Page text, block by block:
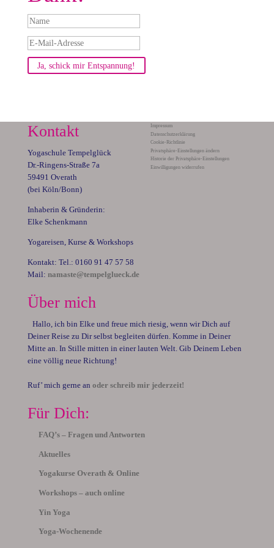
Ja, schick mir Entspannung!
Kontakt
Yogaschule Tempelglück
Dr.-Ringens-Straße 7a
59491 Overath
(bei Köln/Bonn)
Inhaberin & Gründerin:
Elke Schenkmann
Yogareisen, Kurse & Workshops
Kontakt: Tel.: 0160 91 47 57 58
Mail: namaste@tempelglueck.de
Impressum
Datenschutzerklärung
Cookie-Richtlinie
Privatsphäre-Einstellungen ändern
Historie der Privatsphäre-Einstellungen
Einwilligungen widerrufen
Über mich
Hallo, ich bin Elke und freue mich riesig, wenn wir Dich auf
Deiner Reise zu Dir selbst begleiten dürfen. Komme in Deiner
Mitte an. In Stille mitten in einer lauten Welt. Gib Deinem Leben
eine völlig neue Richtung!
Ruf’ mich gerne an oder schreib mir jederzeit!
Für Dich:
FAQ’s – Fragen und Antworten
Aktuelles
Yogakurse Overath & Online
Workshops – auch online
Yin Yoga
Yoga-Wochenende